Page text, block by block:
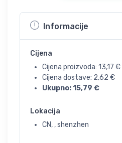
Informacije
Cijena
Cijena proizvoda: 13,17 €
Cijena dostave: 2,62 €
Ukupno:15,79 €
Lokacija
CN, , shenzhen